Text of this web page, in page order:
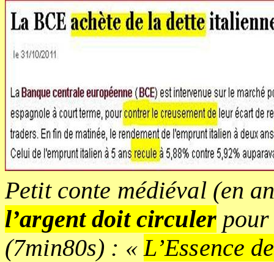
Petit conte médiéval (en
l’argent doit circulerpour
(7min80s) : « L’Essence